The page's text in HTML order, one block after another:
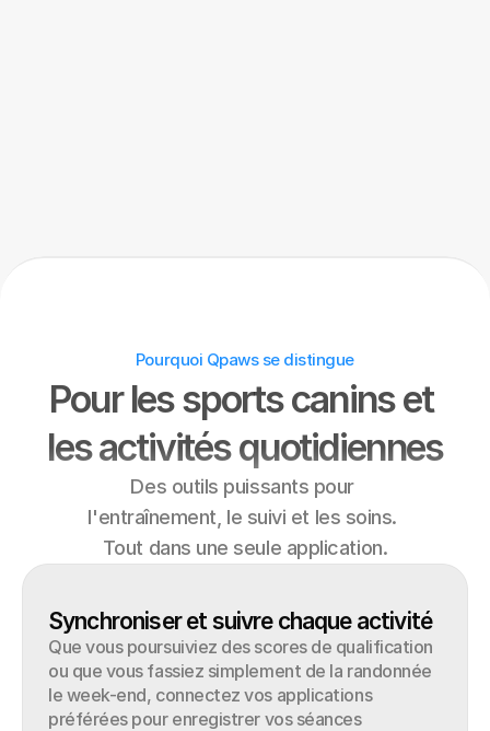
Pourquoi Qpaws se distingue
Pour les sports canins et
les activités quotidiennes
Des outils puissants pour
l'entraînement, le suivi et les soins.
Tout dans une seule application.
Synchroniser et suivre chaque activité
Que vous poursuiviez des scores de qualification
ou que vous fassiez simplement de la randonnée
le week-end, connectez vos applications
préférées pour enregistrer vos séances